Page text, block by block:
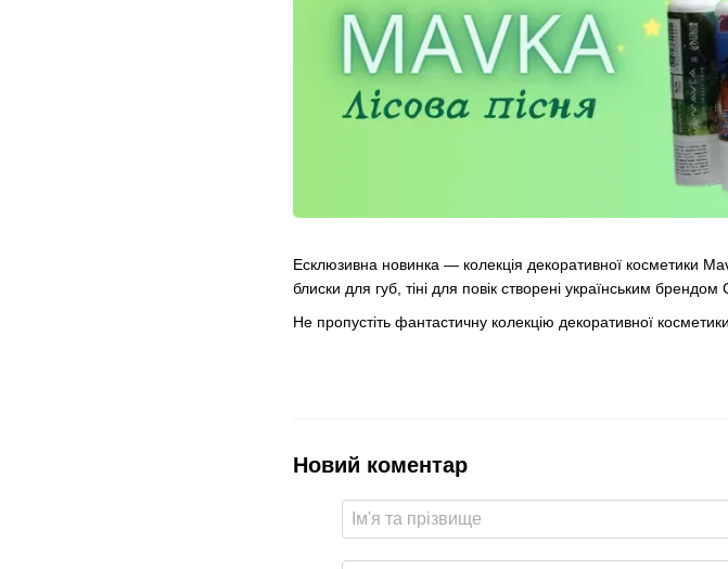
Есклюзивна новинка — колекція декоративної косметики
блиски для губ, тіні для повік створені українським
Не пропустіть фантастичну колекцію декоративної
Новий коментар